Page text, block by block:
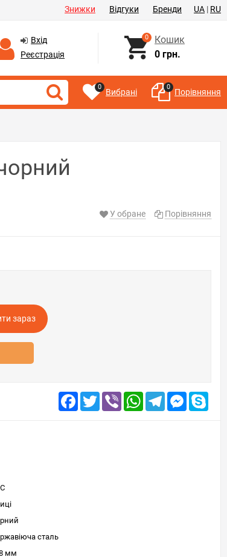
Знижки Відгуки Бренди UA | RU
Вхід
Реєстрація
0
Кошик
0 грн.
0 Вибрані 0 Порівняння
У обране Порівняння
зараз
Facebook
TwitterViber WhatsAppTelegram
сталь
мм